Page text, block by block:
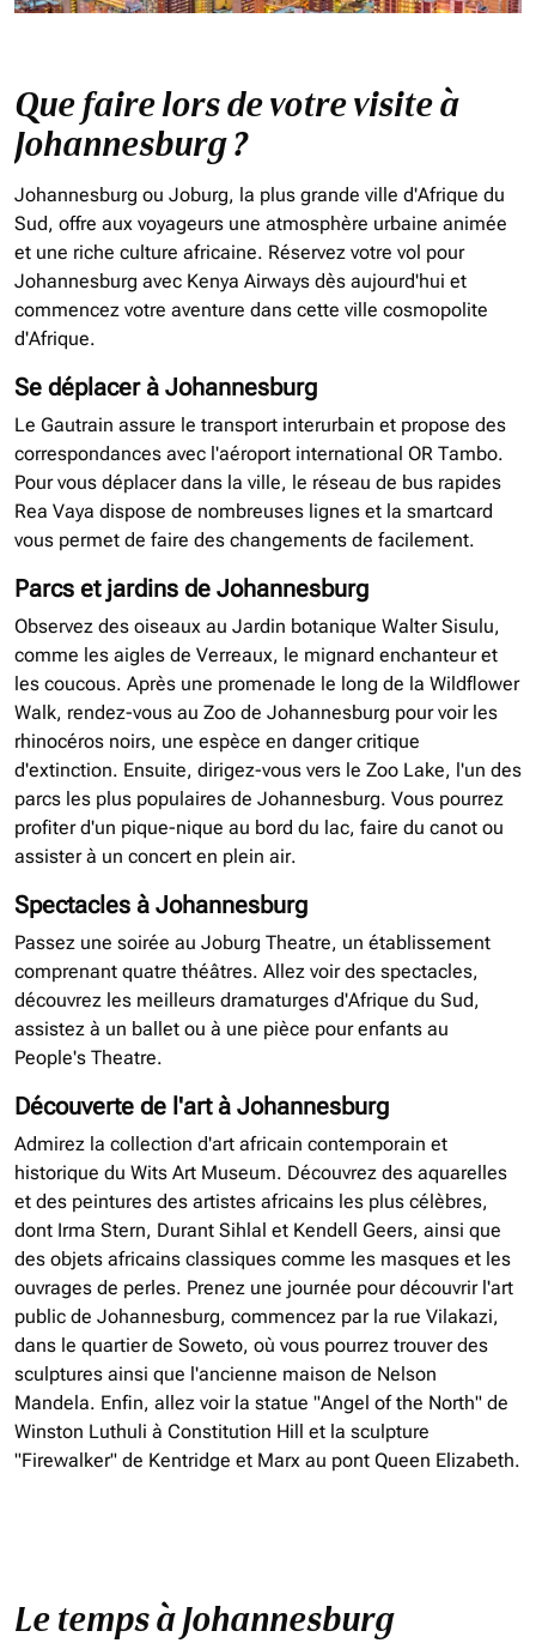
Que faire lors de votre visite à
Johannesburg ?
Johannesburg ou Joburg, la plus grande ville d'Afrique du
Sud, offre aux voyageurs une atmosphère urbaine animée
et une riche culture africaine. Réservez votre vol pour
Johannesburg avec Kenya Airways dès aujourd'hui et
commencez votre aventure dans cette ville cosmopolite
d'Afrique.
Se déplacer à Johannesburg
Le Gautrain assure le transport interurbain et propose des
correspondances avec l'aéroport international OR Tambo.
Pour vous déplacer dans la ville, le réseau de bus rapides
Rea Vaya dispose de nombreuses lignes et la smartcard
vous permet de faire des changements de facilement.
Parcs et jardins de Johannesburg
Observez des oiseaux au Jardin botanique Walter Sisulu,
comme les aigles de Verreaux, le mignard enchanteur et
les coucous. Après une promenade le long de la Wildflower
Walk, rendez-vous au Zoo de Johannesburg pour voir les
rhinocéros noirs, une espèce en danger critique
d'extinction. Ensuite, dirigez-vous vers le Zoo Lake, l'un des
parcs les plus populaires de Johannesburg. Vous pourrez
profiter d'un pique-nique au bord du lac, faire du canot ou
assister à un concert en plein air.
Spectacles à Johannesburg
Passez une soirée au Joburg Theatre, un établissement
comprenant quatre théâtres. Allez voir des spectacles,
découvrez les meilleurs dramaturges d'Afrique du Sud,
assistez à un ballet ou à une pièce pour enfants au
People's Theatre.
Découverte de l'art à Johannesburg
Admirez la collection d'art africain contemporain et
historique du Wits Art Museum. Découvrez des aquarelles
et des peintures des artistes africains les plus célèbres,
dont Irma Stern, Durant Sihlal et Kendell Geers, ainsi que
des objets africains classiques comme les masques et les
ouvrages de perles. Prenez une journée pour découvrir l'art
public de Johannesburg, commencez par la rue Vilakazi,
dans le quartier de Soweto, où vous pourrez trouver des
sculptures ainsi que l'ancienne maison de Nelson
Mandela. Enfin, allez voir la statue "Angel of the North" de
Winston Luthuli à Constitution Hill et la sculpture
"Firewalker" de Kentridge et Marx au pont Queen Elizabeth.
Le temps à Johannesburg